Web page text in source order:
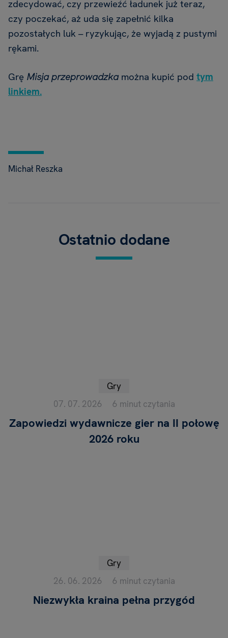
zdecydować, czy przewieźć ładunek już teraz,
czy poczekać, aż uda się zapełnić kilka
pozostałych luk – ryzykując, że wyjadą z pustymi
rękami.
Grę Misja przeprowadzkamożna kupić pod tym
linkiem.
Michał Reszka
Ostatnio dodane
Gry
07. 07. 2026
6 minut czytania
Zapowiedzi wydawnicze gier na II połowę
2026 roku
Gry
26. 06. 2026
6 minut czytania
Niezwykła kraina pełna przygód